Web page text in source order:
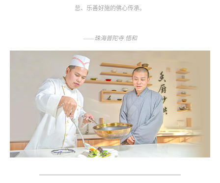
怠、乐善好施的佛心传承。
——珠海普陀寺.悟和
——————————————————